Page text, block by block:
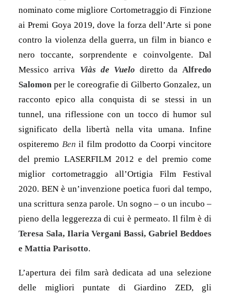
nominato come migliore Cortometraggio di Finzione
ai Premi Goya 2019, dove la forza dell’Arte si pone
contro la violenza della guerra, un film in bianco e
nero toccante, sorprendente e coinvolgente. Dal
Messico arriva Viàs de Vuelo diretto daAlfredo
Salomonper le coreografie di Gilberto Gonzalez, un
racconto epico alla conquista di se stessi in un
tunnel, una riflessione con un tocco di humor sul
significato della libertà nella vita umana. Infine
ospiteremo Benil film prodotto da Coorpi vincitore
del premio LASERFILM 2012 e del premio come
miglior cortometraggio all’Ortigia Film Festival
2020. BEN è un’invenzione poetica fuori dal tempo,
una scrittura senza parole. Un sogno – o un incubo –
pieno della leggerezza di cui è permeato. Il film è di
Teresa Sala, Ilaria Vergani Bassi, Gabriel Beddoes
e Mattia Parisotto.
L’apertura dei film sarà dedicata ad una selezione
delle migliori puntate di Giardino ZED, gli